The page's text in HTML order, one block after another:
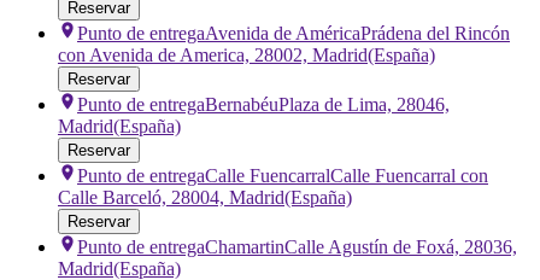
Reservar
Punto de entregaAvenida de AméricaPrádena del Rincón
con Avenida de America, 28002, Madrid(España)
Reservar
Punto de entregaBernabéuPlaza de Lima, 28046,
Madrid(España)
Reservar
Punto de entregaCalle FuencarralCalle Fuencarral con
Calle Barceló, 28004, Madrid(España)
Reservar
Punto de entregaChamartinCalle Agustín de Foxá, 28036,
Madrid(España)